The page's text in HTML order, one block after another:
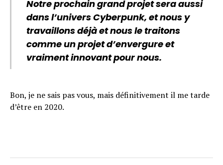
Notre prochain grand projet sera aussi
dans l’univers Cyberpunk, et nous y
travaillons déjà et nous le traitons
comme un projet d’envergure et
vraiment innovant pour nous.
Bon, je ne sais pas vous, mais définitivement il me tarde
d’être en 2020.